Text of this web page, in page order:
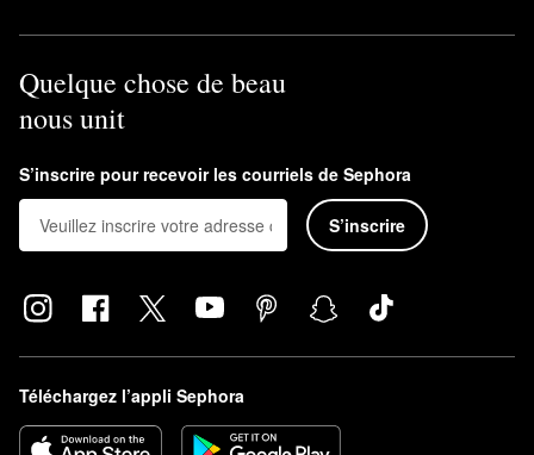
Quelque chose de beau
nous unit
S’inscrire pour recevoir les courriels de Sephora
S’inscrire
Téléchargez l’appli Sephora